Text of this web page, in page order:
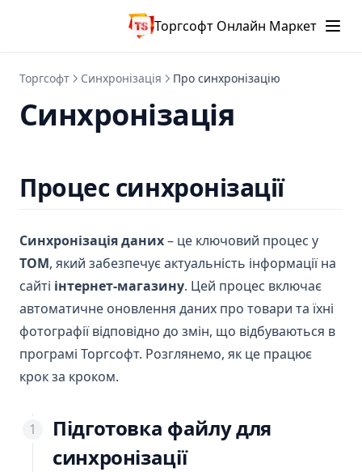
Торгсофт Онлайн Маркет
Торгсофт Синхронізація Про синхронізацію
Синхронізація
Процес синхронізації
Синхронізація даних– це ключовий процес у
ТОМ, який забезпечує актуальність інформації на
сайті інтернет-магазину. Цей процес включає
автоматичне оновлення даних про товари та їхні
фотографії відповідно до змін, що відбуваються в
програмі Торгсофт. Розглянемо, як це працює
крок за кроком.
Підготовка файлу для
синхронізації